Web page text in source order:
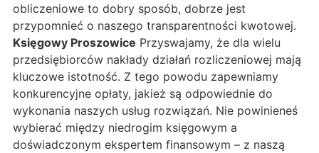
obliczeniowe to dobry sposób, dobrze jest
przypomnieć o naszego transparentności kwotowej.
Księgowy Proszowice Przyswajamy, że dla wielu
przedsiębiorców nakłady działań rozliczeniowej mają
kluczowe istotność. Z tego powodu zapewniamy
konkurencyjne opłaty, jakież są odpowiednie do
wykonania naszych usług rozwiązań. Nie powinieneś
wybierać między niedrogim księgowym a
doświadczonym ekspertem finansowym – z naszą